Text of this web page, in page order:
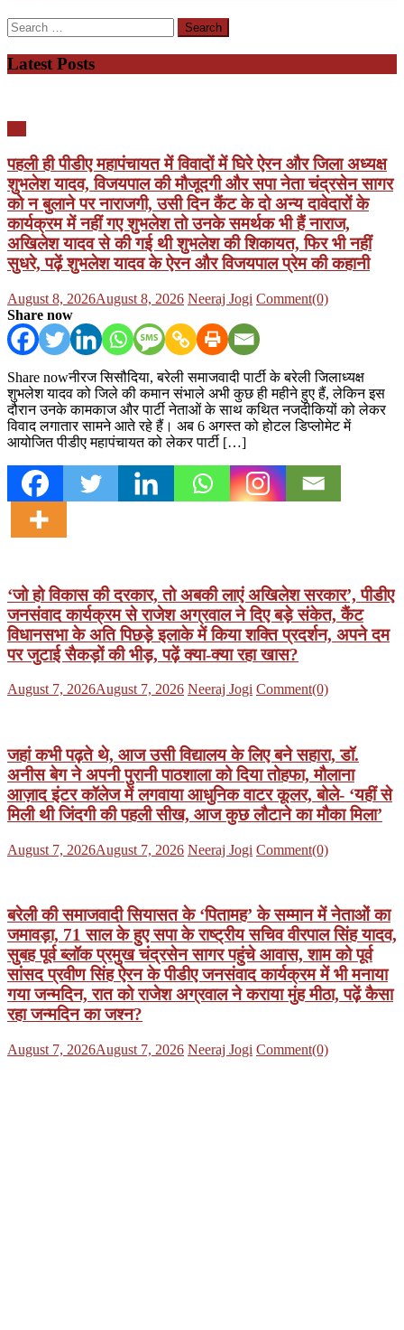
Search
for:
Latest Posts
पहली ही पीडीए महापंचायत में विवादों में घिरे ऐरन और जिला अध्यक्ष
शुभलेश यादव, विजयपाल की मौजूदगी और सपा नेता चंद्रसेन सागर
को न बुलाने पर नाराजगी, उसी दिन कैंट के दो अन्य दावेदारों के
कार्यक्रम में नहीं गए शुभलेश तो उनके समर्थक भी हैं नाराज,
अखिलेश यादव से की गई थी शुभलेश की शिकायत, फिर भी नहीं
सुधरे, पढ़ें शुभलेश यादव के ऐरन और विजयपाल प्रेम की कहानी
Posted
on
August 8, 2026August 8, 2026 Author
Neeraj Jogi Comment(0)
Share now
Share nowनीरज सिसौदिया, बरेली समाजवादी पार्टी के बरेली जिलाध्यक्ष
शुभलेश यादव को जिले की कमान संभाले अभी कुछ ही महीने हुए हैं, लेकिन इस
दौरान उनके कामकाज और पार्टी नेताओं के साथ कथित नजदीकियों को लेकर
विवाद लगातार सामने आते रहे हैं। अब 6 अगस्त को होटल डिप्लोमेट में
आयोजित पीडीए महापंचायत को लेकर पार्टी […]
‘जो हो विकास की दरकार, तो अबकी लाएं अखिलेश सरकार’, पीडीए
जनसंवाद कार्यक्रम से राजेश अग्रवाल ने दिए बड़े संकेत, कैंट
विधानसभा के अति पिछड़े इलाके में किया शक्ति प्रदर्शन, अपने दम
पर जुटाई सैकड़ों की भीड़, पढ़ें क्या-क्या रहा खास?
Posted
August 7, 2026August 7, 2026 Author
Neeraj Jogi Comment(0)
जहां कभी पढ़ते थे, आज उसी विद्यालय के लिए बने सहारा, डॉ.
अनीस बेग ने अपनी पुरानी पाठशाला को दिया तोहफा, मौलाना
आज़ाद इंटर कॉलेज में लगवाया आधुनिक वाटर कूलर, बोले- ‘यहीं से
मिली थी जिंदगी की पहली सीख, आज कुछ लौटाने का मौका मिला’
Posted
August 7, 2026August 7, 2026 Author
Neeraj Jogi Comment(0)
बरेली की समाजवादी सियासत के ‘पितामह’ के सम्मान में नेताओं का
जमावड़ा, 71 साल के हुए सपा के राष्ट्रीय सचिव वीरपाल सिंह यादव,
सुबह पूर्व ब्लॉक प्रमुख चंद्रसेन सागर पहुंचे आवास, शाम को पूर्व
सांसद प्रवीण सिंह ऐरन के पीडीए जनसंवाद कार्यक्रम में भी मनाया
गया जन्मदिन, रात को राजेश अग्रवाल ने कराया मुंह मीठा, पढ़ें कैसा
रहा जन्मदिन का जश्न?
Posted
August 7, 2026August 7, 2026 Author
Neeraj Jogi Comment(0)